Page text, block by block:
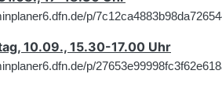
p/
10.09., 15.30-17.00 Uhr
p/